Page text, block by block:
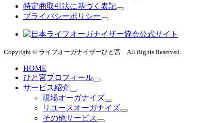
特定商取引法に基づく表記
プライバシーポリシー
Copyright © ライフオーガナイザーひと宮 All Rights Reserved.
HOME
ひと宮プロフィール
サービス紹介
現場オーガナイズ
リユースオーガナイズ
その他サービス